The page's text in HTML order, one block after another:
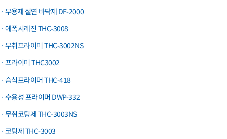
· 무용제 절연 바닥제 DF-2000
· 에폭시레진 THC-3008
· 무취프라이머 THC-3002NS
· 프라이머 THC3002
· 습식프라이머 THC-418
· 수용성 프라이머 DWP-332
· 무취코팅제 THC-3003NS
· 코팅제 THC-3003